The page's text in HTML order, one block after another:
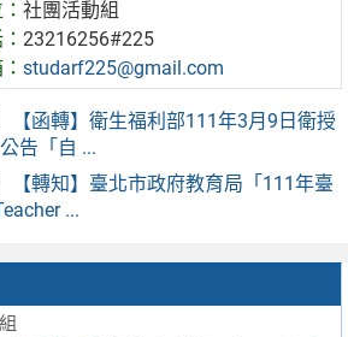
：社團活動組
：23216256#225
：studarf225@gmail.com
【函轉】衛生福利部111年3月9日衛授
告「自 ...
【轉知】臺北市政府教育局「111年臺
...